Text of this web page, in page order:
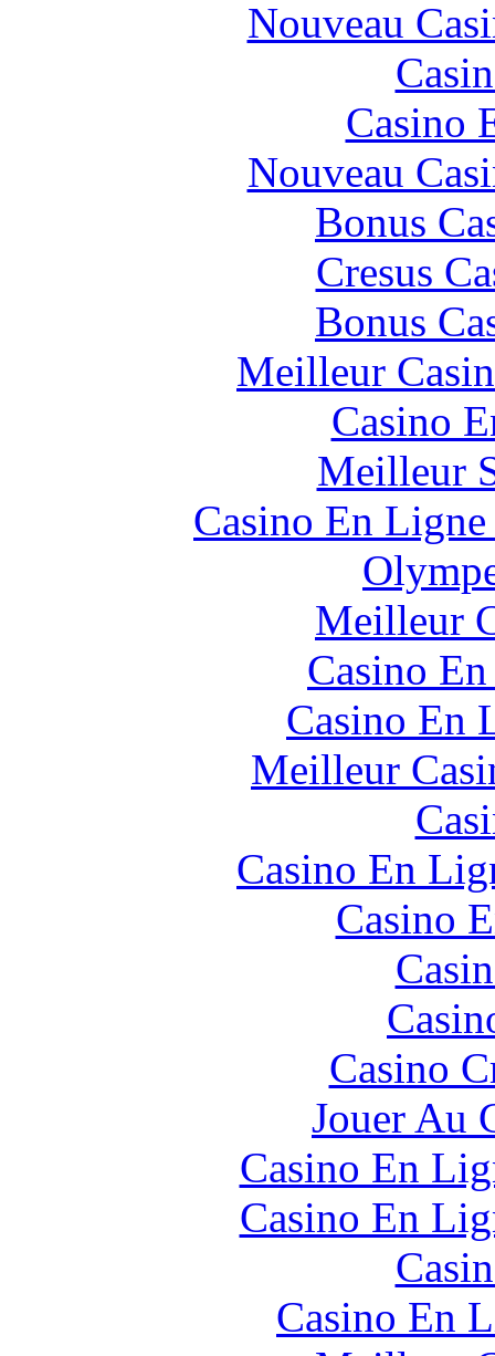
Nouveau
Casino
Nouveau
Bonus
Cresus
Bonus
Meilleur
Casino
Meilleur
Casino En
Meilleur
Casino
Casino En
Meilleur
Casino En
Casino
Casino
Jouer Au
Casino En
Casino En
Casino En